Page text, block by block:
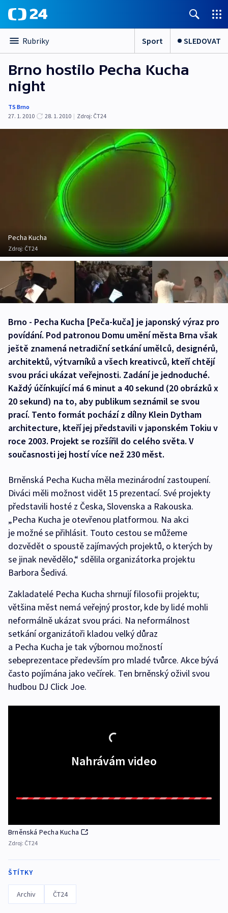
Rubriky Sport SLEDOVAT
Brno hostilo Pecha Kucha
night
TS Brno
27. 1. 2010
28. 1. 2010 | Zdroj: ČT24
Pecha Kucha
Zdroj: ČT24
Brno - Pecha Kucha [Peča-kuča] je japonský výraz pro
povídání. Pod patronou Domu umění města Brna však
ještě znamená netradiční setkání umělců, designérů,
architektů, výtvarníků a všech kreativců, kteří chtějí
svou práci ukázat veřejnosti. Zadání je jednoduché.
Každý účínkující má 6 minut a 40 sekund (20 obrázků x
20 sekund) na to, aby publikum seznámil se svou
prací. Tento formát pochází z dílny Klein Dytham
architecture, kteří jej představili v japonském Tokiu v
roce 2003. Projekt se rozšířil do celého světa. V
současnosti jej hostí více než 230 měst.
Brněnská Pecha Kucha měla mezinárodní zastoupení.
Diváci měli možnost vidět 15 prezentací. Své projekty
představili hosté z Česka, Slovenska a Rakouska.
„Pecha Kucha je otevřenou platformou. Na akci
je možné se přihlásit. Touto cestou se můžeme
dozvědět o spoustě zajímavých projektů, o kterých by
se jinak nevědělo,“ sdělila organizátorka projektu
Barbora Šedivá.
Zakladatelé Pecha Kucha shrnují filosofii projektu;
většina měst nemá veřejný prostor, kde by lidé mohli
neformálně ukázat svou práci. Na neformálnost
setkání organizátoři kladou velký důraz
a Pecha Kucha je tak výbornou možností
sebeprezentace především pro mladé tvůrce. Akce bývá
často pojímána jako večírek. Ten brněnský oživil svou
hudbou DJ Click Joe.
Nahrávám video
Brněnská Pecha Kucha
Zdroj: ČT24
ŠTÍTKY
Archiv ČT24